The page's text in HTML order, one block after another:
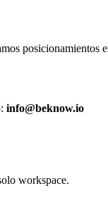
posicionamientos
info@beknow.io
workspace.